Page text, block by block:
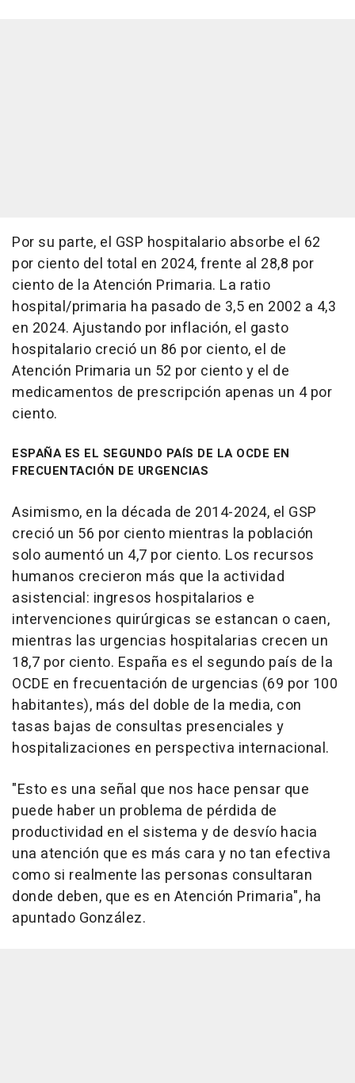
Por su parte, el GSP hospitalario absorbe el 62
por ciento del total en 2024, frente al 28,8 por
ciento de la Atención Primaria. La ratio
hospital/primaria ha pasado de 3,5 en 2002 a 4,3
en 2024. Ajustando por inflación, el gasto
hospitalario creció un 86 por ciento, el de
Atención Primaria un 52 por ciento y el de
medicamentos de prescripción apenas un 4 por
ciento.
ESPAÑA ES EL SEGUNDO PAÍS DE LA OCDE EN
FRECUENTACIÓN DE URGENCIAS
Asimismo, en la década de 2014-2024, el GSP
creció un 56 por ciento mientras la población
solo aumentó un 4,7 por ciento. Los recursos
humanos crecieron más que la actividad
asistencial: ingresos hospitalarios e
intervenciones quirúrgicas se estancan o caen,
mientras las urgencias hospitalarias crecen un
18,7 por ciento. España es el segundo país de la
OCDE en frecuentación de urgencias (69 por 100
habitantes), más del doble de la media, con
tasas bajas de consultas presenciales y
hospitalizaciones en perspectiva internacional.
"Esto es una señal que nos hace pensar que
puede haber un problema de pérdida de
productividad en el sistema y de desvío hacia
una atención que es más cara y no tan efectiva
como si realmente las personas consultaran
donde deben, que es en Atención Primaria", ha
apuntado González.